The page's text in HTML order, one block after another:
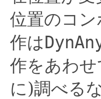
位置のコ
作は
作をあわ
に)調べるな